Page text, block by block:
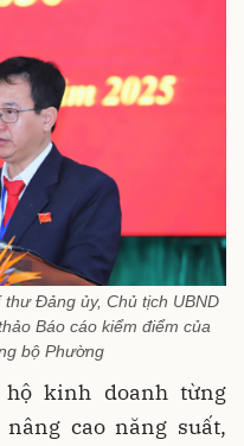
Đảng ủy, Chủ tịch UBND
Báo cáo kiểm điểm của
bộ Phường
hộ kinh doanh từng
cao năng suất,